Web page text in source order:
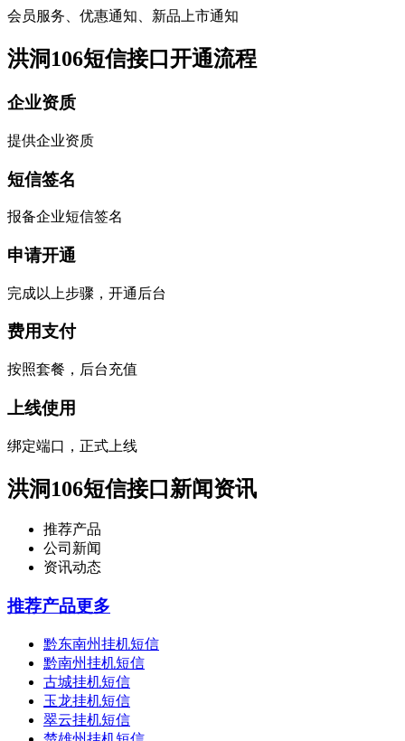
会员服务、优惠通知、新品上市通知
洪洞106短信接口开通流程
企业资质
提供企业资质
短信签名
报备企业短信签名
申请开通
完成以上步骤，开通后台
费用支付
按照套餐，后台充值
上线使用
绑定端口，正式上线
洪洞106短信接口新闻资讯
推荐产品
公司新闻
资讯动态
推荐产品更多
黔东南州挂机短信
黔南州挂机短信
古城挂机短信
玉龙挂机短信
翠云挂机短信